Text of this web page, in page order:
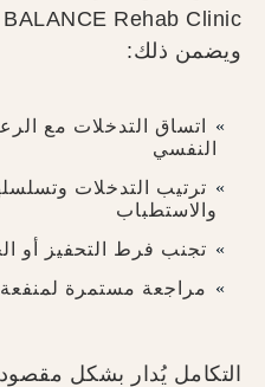
ويضمن ذلك:
اتساق التدخلات مع
النفسي
ترتيب التدخلات
والاستطباب
تجنب فرط التحفيز أو
مراجعة مستمرة
التكامل يُدار بشكل